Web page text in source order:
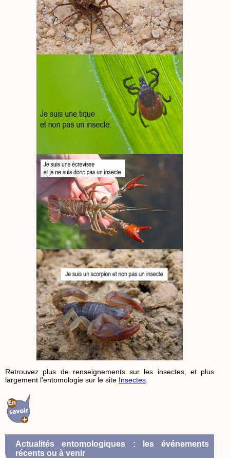
Retrouvez plus de renseignements sur les insectes, et plus
largement l'entomologie sur le site Insectes
Actualités entomologiques : les événements
récents ou à venir